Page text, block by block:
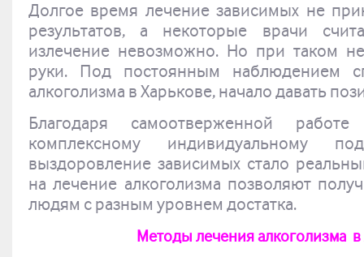
Долгое время лечение зависимых не
результатов, а некоторые врачи
излечение невозможно. Но при таком
руки. Под постоянным наблюдением
алкоголизма в Харькове,начало давать
Благодаря самоотверженной
комплексному индивидуальному
выздоровление зависимых стало
на лечение алкоголизма позволяют
людям с разным уровнем достатка.
Методы лечения алкоголизма в